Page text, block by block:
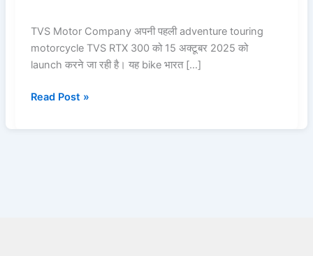
TVS Motor Company अपनी पहली adventure touring
motorcycle TVS RTX 300 को 15 अक्टूबर 2025 को
launch करने जा रही है। यह bike भारत […]
Read Post »